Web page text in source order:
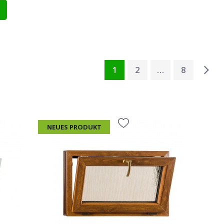
Brauchen Sie andere Maßen?
Erstellen Sie es.
1 2 … 8
NEUES PRODUKT